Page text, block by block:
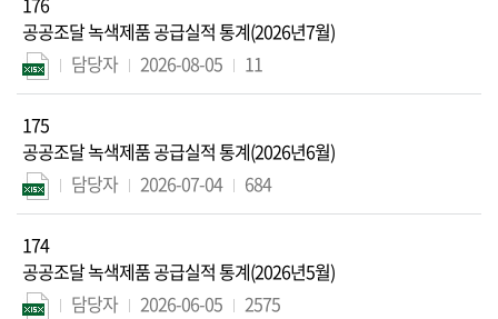
공공조달 녹색제품 공급실적 통계(2026년7월)
담당자
2026-08-05 11
175
공공조달 녹색제품 공급실적 통계(2026년6월)
담당자
2026-07-04 684
174
공공조달 녹색제품 공급실적 통계(2026년5월)
담당자
2026-06-05 2575